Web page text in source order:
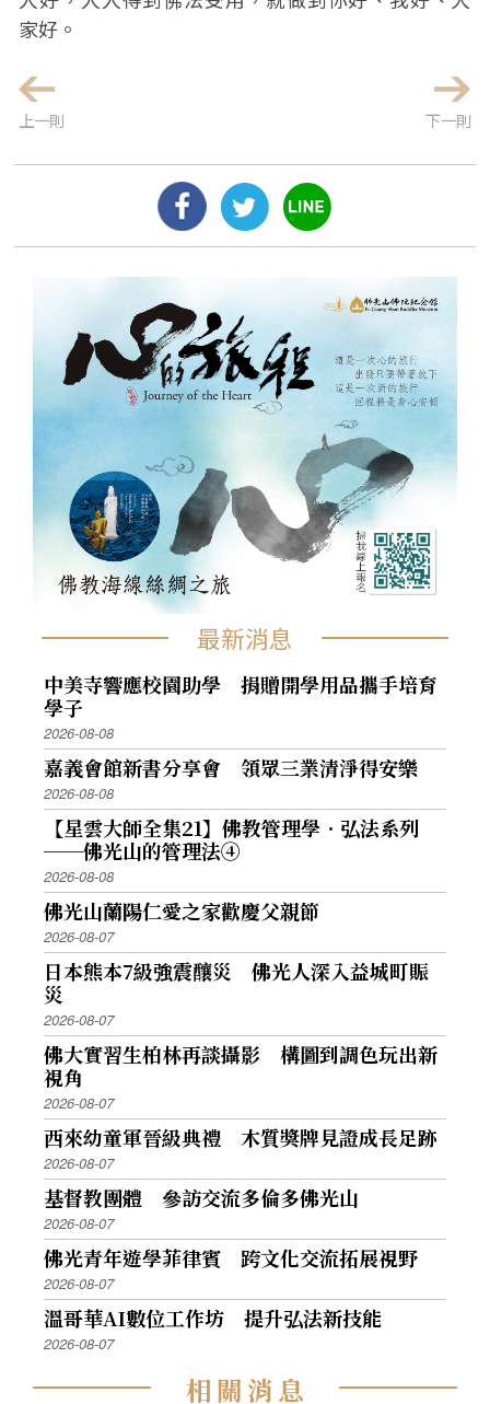
家好。
上一則 下一則
最新消息
中美寺響應校園助學 捐贈開學用品攜手培育
學子
2026-08-08
嘉義會館新書分享會 領眾三業清淨得安樂
2026-08-08
【星雲大師全集21】佛教管理學．弘法系列
──佛光山的管理法④
2026-08-08
佛光山蘭陽仁愛之家歡慶父親節
2026-08-07
日本熊本7級強震釀災 佛光人深入益城町賑
災
2026-08-07
佛大實習生柏林再談攝影 構圖到調色玩出新
視角
2026-08-07
西來幼童軍晉級典禮 木質獎牌見證成長足跡
2026-08-07
基督教團體 參訪交流多倫多佛光山
2026-08-07
佛光青年遊學菲律賓 跨文化交流拓展視野
2026-08-07
溫哥華AI數位工作坊 提升弘法新技能
2026-08-07
相關消息